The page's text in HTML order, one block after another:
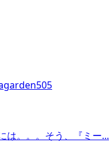
は。。。そう、『ミー...